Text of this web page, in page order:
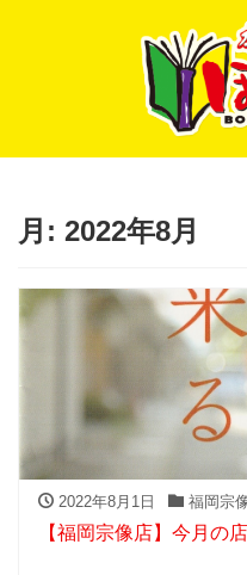
月: 2022年8月
2022年8月1日 福岡宗
【福岡宗像店】今月の